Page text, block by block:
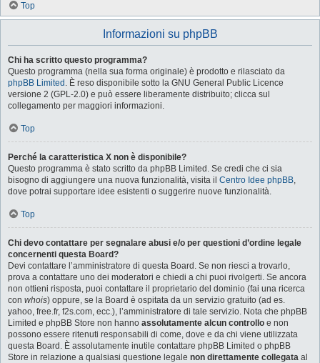
Top
Informazioni su phpBB
Chi ha scritto questo programma?
Questo programma (nella sua forma originale) è prodotto e rilasciato da
phpBB Limited . È reso disponibile sotto la GNU General Public Licence
versione 2 (GPL-2.0) e può essere liberamente distribuito; clicca sul
collegamento per maggiori informazioni.
Top
Perché la caratteristica X non è disponibile?
Questo programma è stato scritto da phpBB Limited. Se credi che ci sia
bisogno di aggiungere una nuova funzionalità, visita il Centro Idee phpBB,
dove potrai supportare idee esistenti o suggerire nuove funzionalità.
Top
Chi devo contattare per segnalare abusi e/o per questioni d’ordine legale
concernenti questa Board?
Devi contattare l’amministratore di questa Board. Se non riesci a trovarlo,
prova a contattare uno dei moderatori e chiedi a chi puoi rivolgerti. Se ancora
non ottieni risposta, puoi contattare il proprietario del dominio (fai una ricerca
con whois) oppure, se la Board è ospitata da un servizio gratuito (ad es.
yahoo, free.fr, f2s.com, ecc.), l’amministratore di tale servizio. Nota che phpBB
Limited e phpBB Store non hanno assolutamente alcun controllo e non
possono essere ritenuti responsabili di come, dove e da chi viene utilizzata
questa Board. È assolutamente inutile contattare phpBB Limited o phpBB
Store in relazione a qualsiasi questione legale non direttamente collegata al